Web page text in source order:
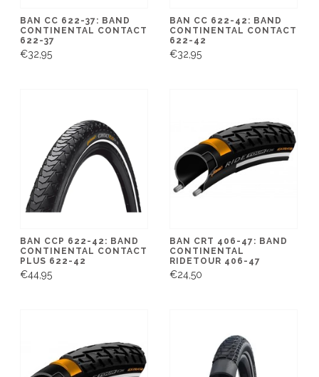
BAN CC 622-37: BAND
CONTINENTAL CONTACT
622-37
€32,95
BAN CC 622-42: BAND
CONTINENTAL CONTACT
622-42
€32,95
BAN CCP 622-42: BAND
CONTINENTAL CONTACT
PLUS 622-42
€44,95
BAN CRT 406-47: BAND
CONTINENTAL
RIDETOUR 406-47
€24,50